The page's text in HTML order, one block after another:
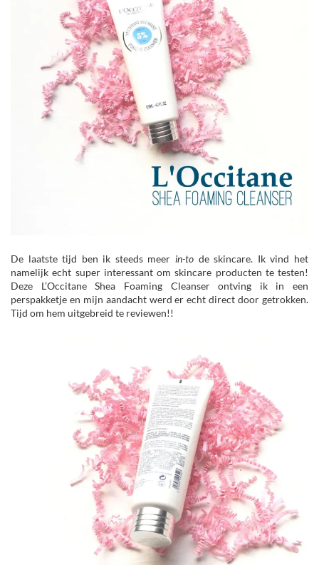
De laatste tijd ben ik steeds meerin-to de skincare. Ik vind het
namelijk echt super interessant om skincare producten te testen!
Deze L’Occitane Shea Foaming Cleanser ontving ik in een
perspakketje en mijn aandacht werd er echt direct door getrokken.
Tijd om hem uitgebreid te reviewen!!